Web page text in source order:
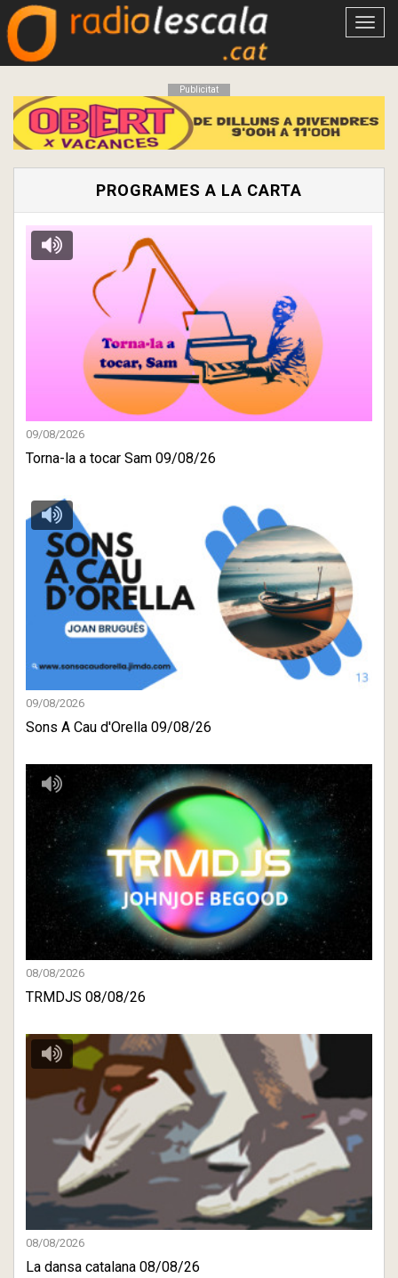
Obrir
Publicitat
PROGRAMES A LA CARTA
09/08/2026
Torna-la a tocar Sam 09/08/26
09/08/2026
Sons A Cau d'Orella 09/08/26
08/08/2026
TRMDJS 08/08/26
08/08/2026
La dansa catalana 08/08/26